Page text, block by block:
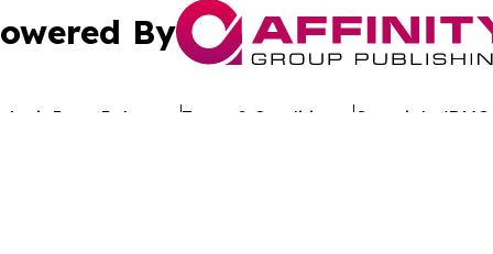
By
Press Release Terms & Conditions Copyright/